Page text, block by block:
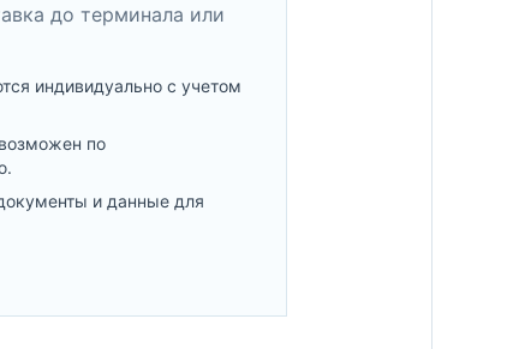
до терминала или
индивидуально с учетом
по
и данные для